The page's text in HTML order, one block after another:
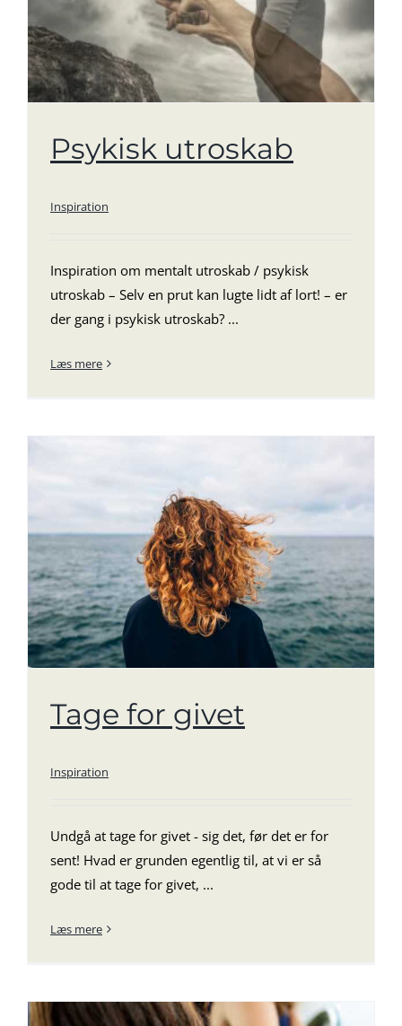
Psykisk utroskab
Inspiration
Inspiration om mentalt utroskab / psykisk
utroskab – Selv en prut kan lugte lidt af lort! – er
der gang i psykisk utroskab? ...
Læs mere
Tage for givet
Inspiration
Undgå at tage for givet - sig det, før det er for
sent! Hvad er grunden egentlig til, at vi er så
gode til at tage for givet, ...
Læs mere